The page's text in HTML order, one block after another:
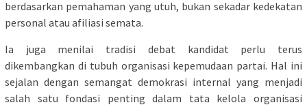
berdasarkan pemahaman yang utuh, bukan sekadar kedekatan
personal atau afiliasi semata.
Ia juga menilai tradisi debat kandidat perlu terus
dikembangkan di tubuh organisasi kepemudaan partai. Hal ini
sejalan dengan semangat demokrasi internal yang menjadi
salah satu fondasi penting dalam tata kelola organisasi